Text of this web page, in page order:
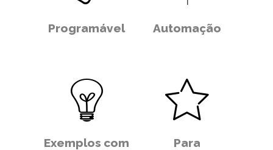
Programável Automação
Exemplos com
Para